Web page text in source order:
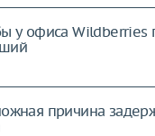
у офиса Wildberries
причина